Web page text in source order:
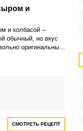
и
и колбасой –
обычный, но вкус
оригинальный.
СМОТРЕТЬ РЕЦЕПТ